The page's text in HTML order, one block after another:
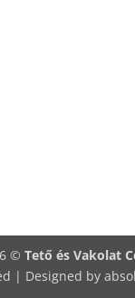
© Tető és Vakolat
| Designed by